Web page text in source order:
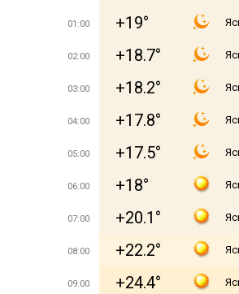
01:00 +19°
02:00 +18.7°
03:00 +18.2°
04:00 +17.8°
05:00 +17.5°
06:00 +18°
07:00 +20.1°
08:00 +22.2°
09:00 +24.4°